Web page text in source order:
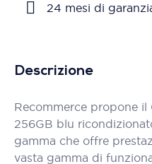
24 mesi di
Descrizione
Recommerce propone
256GB blu
gamma che offre
vasta gamma di